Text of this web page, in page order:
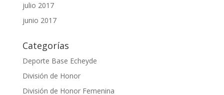
julio 2017
junio 2017
Categorías
Deporte Base Echeyde
División de Honor
División de Honor Femenina